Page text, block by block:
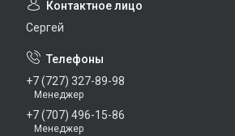
Сергей
+7 (727) 327-89-98
Менеджер
+7 (707) 496-15-86
Менеджер